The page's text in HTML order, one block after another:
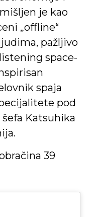
je kao
„offline“
pažljivo
space-
spaja
pod
Katsuhika
39